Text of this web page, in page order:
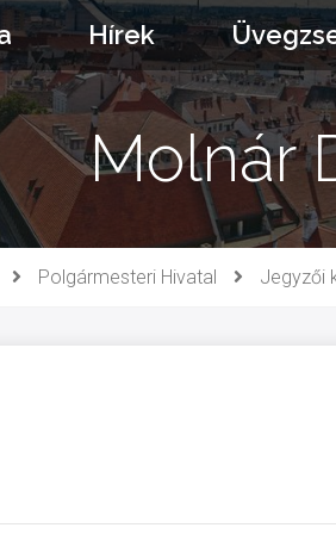
Hírek
Molnár
Polgármesteri Hivatal Jegyzői